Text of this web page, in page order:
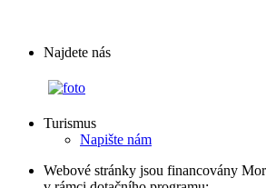
Najdete nás
Turismus
Napište nám
Webové stránky jsou financovány